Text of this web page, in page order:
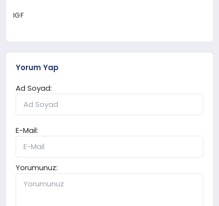
IGF
Yorum Yap
Ad Soyad:
E-Mail:
Yorumunuz: